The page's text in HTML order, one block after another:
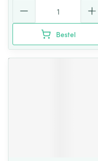
Bestel